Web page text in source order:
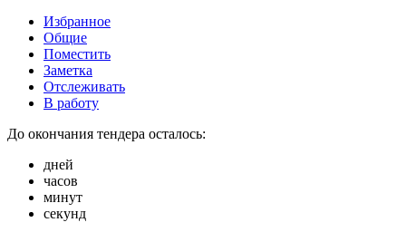
Избранное
Общие
Поместить
Заметка
Отслеживать
В работу
До окончания тендера осталось:
дней
часов
минут
секунд